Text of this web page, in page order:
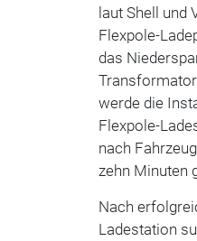
laut Shell und
Flexpole-
das
werde die
Flexpole-
nach
zehn Minuten
Nach
Ladestation